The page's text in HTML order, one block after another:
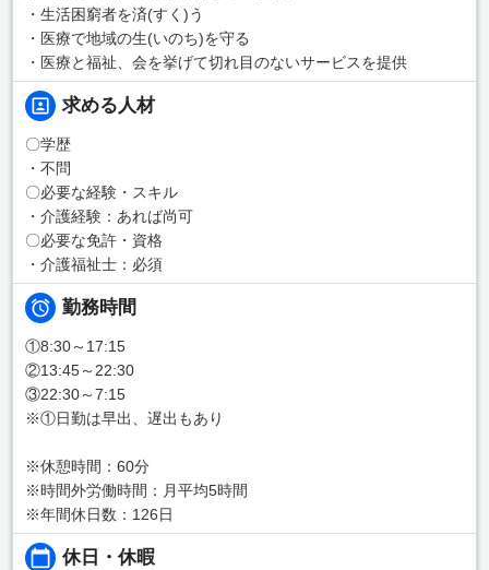
・生活困窮者を済(すく)う
・医療で地域の生(いのち)を守る
・医療と福祉、会を挙げて切れ目のないサービスを提供
求める人材
〇学歴
・不問
〇必要な経験・スキル
・介護経験：あれば尚可
〇必要な免許・資格
・介護福祉士：必須
勤務時間
①8:30～17:15
②13:45～22:30
③22:30～7:15
※①日勤は早出、遅出もあり
※休憩時間：60分
※時間外労働時間：月平均5時間
※年間休日数：126日
休日・休暇